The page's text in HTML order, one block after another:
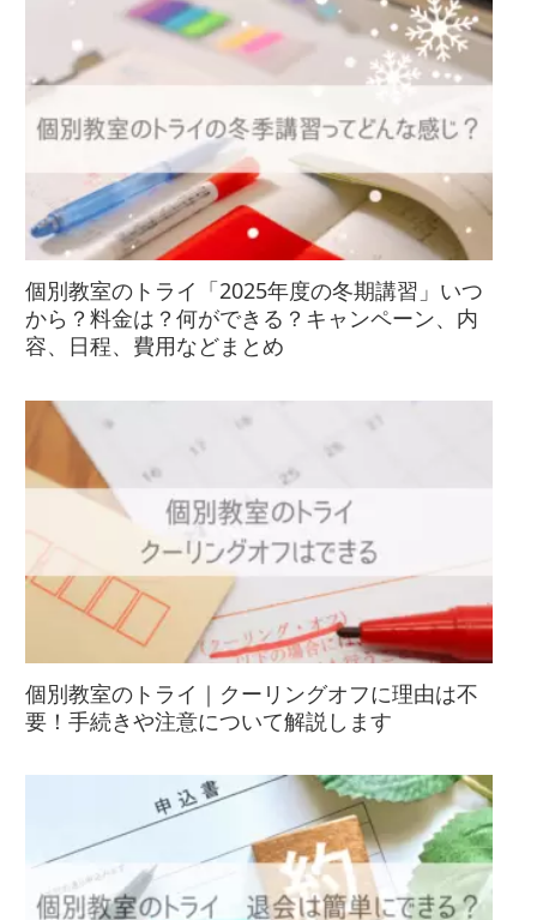
個別教室のトライ「2025年度の冬期講習」いつ
から？料金は？何ができる？キャンペーン、内
容、日程、費用などまとめ
個別教室のトライ｜クーリングオフに理由は不
要！手続きや注意について解説します